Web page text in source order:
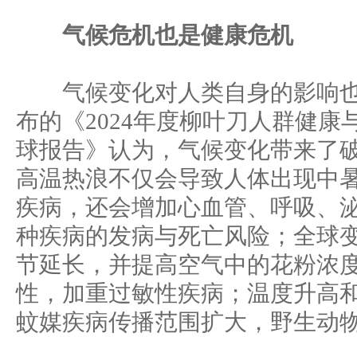
气候危机也是健康危机
气候变化对人类自身的影响
布的《2024年度柳叶刀人群健康
球报告》认为，气候变化带来了
高温热浪不仅会导致人体出现中
疾病，还会增加心血管、呼吸、
种疾病的发病与死亡风险；全球
节延长，并提高空气中的花粉浓
性，加重过敏性疾病；温度升高
蚊媒疾病传播范围扩大，野生动